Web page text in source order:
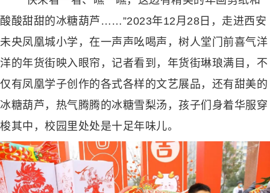
酸酸甜甜的冰糖葫芦……”2023年12月28日，走进西安
未央凤凰城小学，在一声声吆喝声，树人堂门前喜气洋
洋的年货街映入眼帘，记者看到，年货街琳琅满目，不
仅有凤凰学子创作的各式各样的文艺展品，还有甜美的
冰糖葫芦，热气腾腾的冰糖雪梨汤，孩子们身着华服穿
梭其中，校园里处处是十足年味儿。